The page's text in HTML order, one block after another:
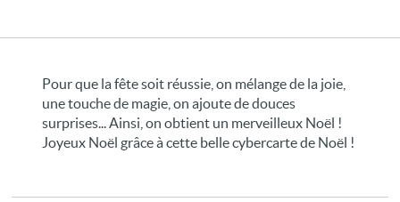
Pour que la fête soit réussie, on mélange de la joie,
une touche de magie, on ajoute de douces
surprises... Ainsi, on obtient un merveilleux Noël !
Joyeux Noël grâce à cette belle cybercarte de Noël !